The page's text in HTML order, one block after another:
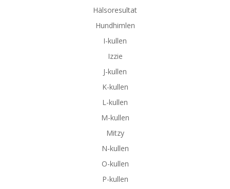
Hälsoresultat
Hundhimlen
I-kullen
Izzie
J-kullen
K-kullen
L-kullen
M-kullen
Mitzy
N-kullen
O-kullen
P-kullen